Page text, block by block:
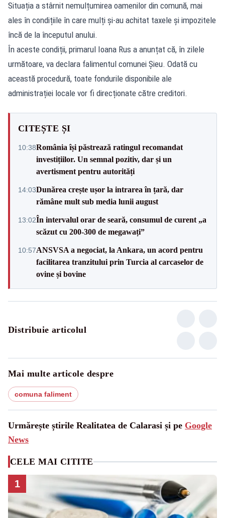
Situația a stârnit nemulțumirea oamenilor din comună, mai
ales în condițiile în care mulți și-au achitat taxele și impozitele
încă de la începutul anului.
În aceste condiții, primarul Ioana Rus a anunțat că, în zilele
următoare, va declara falimentul comunei Șieu. Odată cu
această procedură, toate fondurile disponibile ale
administrației locale vor fi direcționate către creditori.
CITEȘTE ȘI
10:38România își păstrează ratingul recomandat
investițiilor. Un semnal pozitiv, dar și un
avertisment pentru autorități
14:03Dunărea crește ușor la intrarea în țară, dar
rămâne mult sub media lunii august
13:02În intervalul orar de seară, consumul de curent „a
scăzut cu 200-300 de megawați”
10:57ANSVSA a negociat, la Ankara, un acord pentru
facilitarea tranzitului prin Turcia al carcaselor de
ovine și bovine
Distribuie articolul
Mai multe articole despre
comuna faliment
Urmărește știrile Realitatea de Calarasi și pe Google
News
CELE MAI CITITE
1